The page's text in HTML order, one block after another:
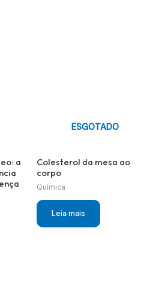
a
ESGOTADO
Colesterol da mesa ao
corpo
Química
Leia mais